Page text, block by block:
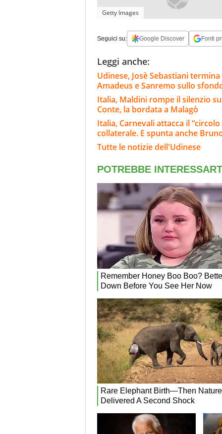
Getty Images
Seguici su: Google Discover Fonti
Leggi anche:
Udinese, Josè Sebastiani
Amadeus e Sanremo sullo
Italia, Maldini rompe il silenzio
Conte, la bordata a Malagò
Italia, Carnevali attacca il
collaterale. E spunta anche
Tutte le notizie dell'Udinese